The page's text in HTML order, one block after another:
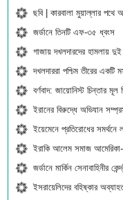
ছবি | কারবালা মুয়াল্লার পথে
জর্ডানে তিনটি এফ-৩৫ ধ্বংস
গাজায় দখলদারদের হামলায়
দখলদাররা পশ্চিম তীরের একটি
বর্ণবাদ: জায়োনিস্ট চিন্তার মূল
ইরানের বিরুদ্ধে অভিযান
ইয়েমেনে প্রতিরোধের সমর্থনে
ইরাকি আলেম সমাজ আমেরিকা-
জর্ডানে মার্কিন সেনাবাহিনীর
ইসরায়েলিদের বহিষ্কার